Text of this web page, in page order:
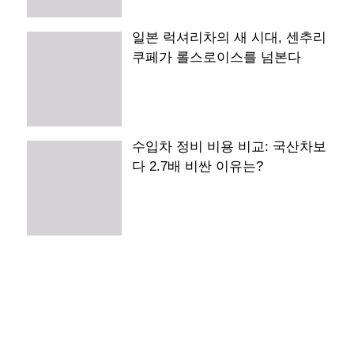
일본 럭셔리차의 새 시대, 센추리
쿠페가 롤스로이스를 넘본다
수입차 정비 비용 비교: 국산차보
다 2.7배 비싼 이유는?